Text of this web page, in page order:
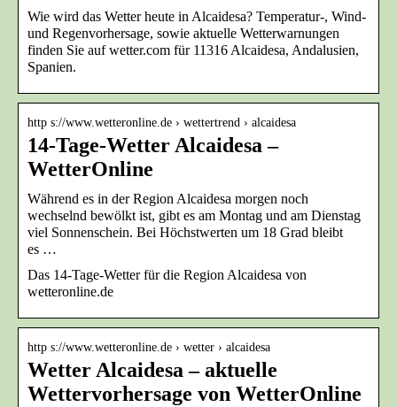
Wie wird das Wetter heute in Alcaidesa? Temperatur-, Wind-
und Regenvorhersage, sowie aktuelle Wetterwarnungen
finden Sie auf wetter.com für 11316 Alcaidesa, Andalusien,
Spanien.
http s://www.wetteronline.de › wettertrend › alcaidesa
14-Tage-Wetter Alcaidesa –
WetterOnline
Während es in der Region Alcaidesa morgen noch
wechselnd bewölkt ist, gibt es am Montag und am Dienstag
viel Sonnenschein. Bei Höchstwerten um 18 Grad bleibt
es …
Das 14-Tage-Wetter für die Region Alcaidesa von
wetteronline.de
http s://www.wetteronline.de › wetter › alcaidesa
Wetter Alcaidesa – aktuelle
Wettervorhersage von WetterOnline